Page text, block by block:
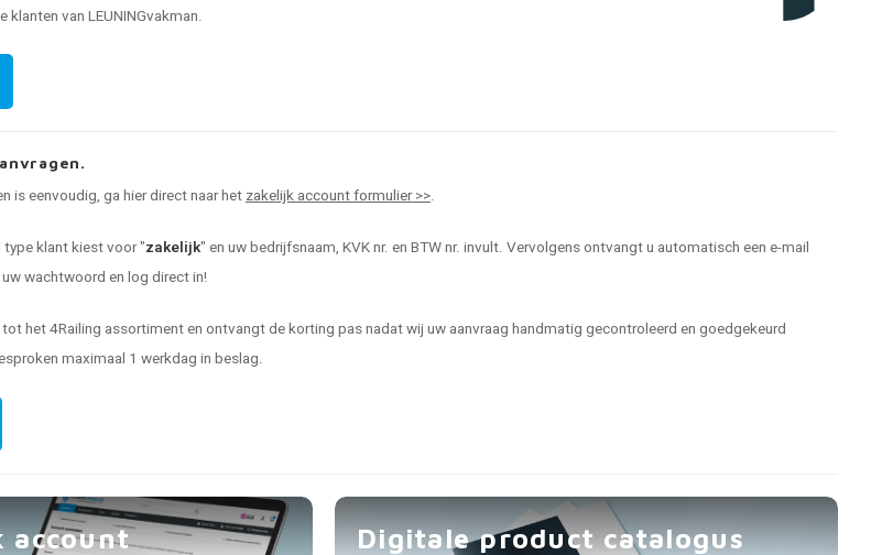
van LEUNINGvakman.
is eenvoudig, ga hier direct naar hetzakelijk account formulier >>.
klant kiest voor "zakelijk" en uw bedrijfsnaam, KVK nr. en BTW nr. invult. Vervolgens ontvangt u automatisch een e-mail
wachtwoord en log direct in!
het 4Railing assortiment en ontvangt de korting pas nadat wij uw aanvraag handmatig gecontroleerd en goedgekeurd
maximaal 1 werkdag in beslag.
account
Digitale product catalogus